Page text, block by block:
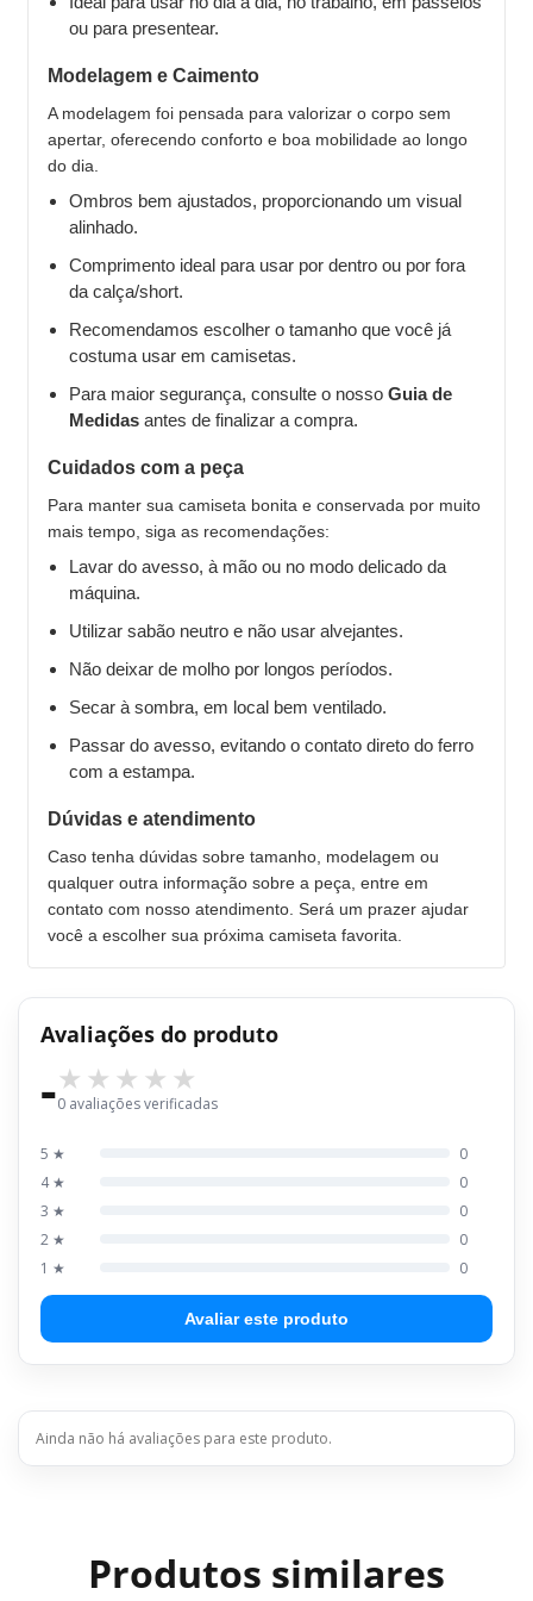
ou para presentear.
Modelagem e Caimento
A modelagem foi pensada para valorizar o corpo sem
apertar, oferecendo conforto e boa mobilidade ao longo
do dia.
Ombros bem ajustados, proporcionando um visual
alinhado.
Comprimento ideal para usar por dentro ou por fora
da calça/short.
Recomendamos escolher o tamanho que você já
costuma usar em camisetas.
Para maior segurança, consulte o nosso Guia de
Medidas antes de finalizar a compra.
Cuidados com a peça
Para manter sua camiseta bonita e conservada por muito
mais tempo, siga as recomendações:
Lavar do avesso, à mão ou no modo delicado da
máquina.
Utilizar sabão neutro e não usar alvejantes.
Não deixar de molho por longos períodos.
Secar à sombra, em local bem ventilado.
Passar do avesso, evitando o contato direto do ferro
com a estampa.
Dúvidas e atendimento
Caso tenha dúvidas sobre tamanho, modelagem ou
qualquer outra informação sobre a peça, entre em
contato com nosso atendimento. Será um prazer ajudar
você a escolher sua próxima camiseta favorita.
Avaliações do produto
-0 avaliações verificadas
5 ★
0
4 ★
0
3 ★
0
2 ★
0
1 ★
0
Avaliar este produto
Ainda não há avaliações para este produto.
Produtos similares